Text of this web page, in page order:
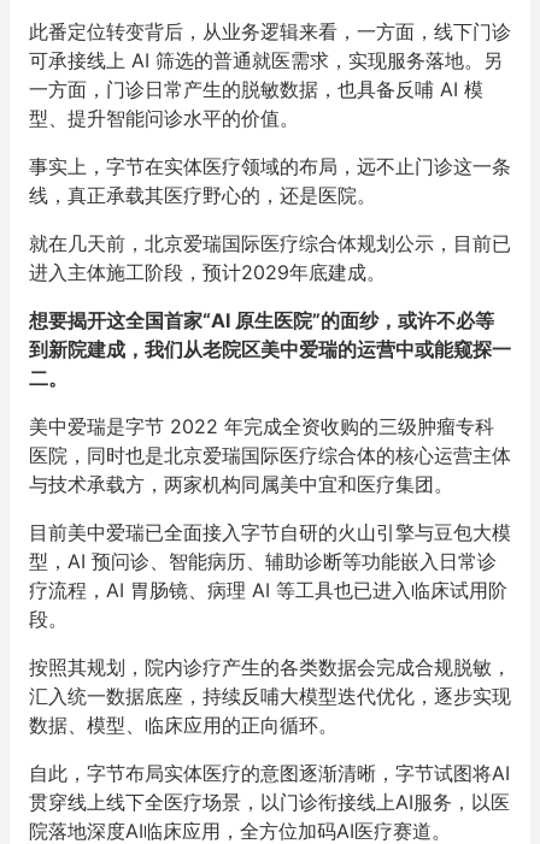
此番定位转变背后，从业务逻辑来看，一方面，线下门诊
可承接线上 AI 筛选的普通就医需求，实现服务落地。另
一方面，门诊日常产生的脱敏数据，也具备反哺 AI 模
型、提升智能问诊水平的价值。
事实上，字节在实体医疗领域的布局，远不止门诊这一条
线，真正承载其医疗野心的，还是医院。
就在几天前，北京爱瑞国际医疗综合体规划公示，目前已
进入主体施工阶段，预计2029年底建成。
想要揭开这全国首家“AI 原生医院”的面纱，或许不必等
到新院建成，我们从老院区美中爱瑞的运营中或能窥探一
二。
美中爱瑞是字节 2022 年完成全资收购的三级肿瘤专科
医院，同时也是北京爱瑞国际医疗综合体的核心运营主体
与技术承载方，两家机构同属美中宜和医疗集团。
目前美中爱瑞已全面接入字节自研的火山引擎与豆包大模
型，AI 预问诊、智能病历、辅助诊断等功能嵌入日常诊
疗流程，AI 胃肠镜、病理 AI 等工具也已进入临床试用阶
段。
按照其规划，院内诊疗产生的各类数据会完成合规脱敏，
汇入统一数据底座，持续反哺大模型迭代优化，逐步实现
数据、模型、临床应用的正向循环。
自此，字节布局实体医疗的意图逐渐清晰，字节试图将AI
贯穿线上线下全医疗场景，以门诊衔接线上AI服务，以医
院落地深度AI临床应用，全方位加码AI医疗赛道。